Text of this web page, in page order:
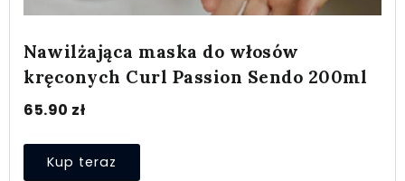
Nawilżająca maska do włosów
kręconych Curl Passion Sendo 200ml
65.90 zł
Kup teraz